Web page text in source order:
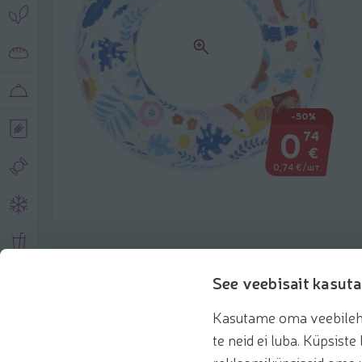
See veebisait
Kasutame oma
te neid ei luba.
-50%
0 74
€
0,74 €/шт.
Рекомендации